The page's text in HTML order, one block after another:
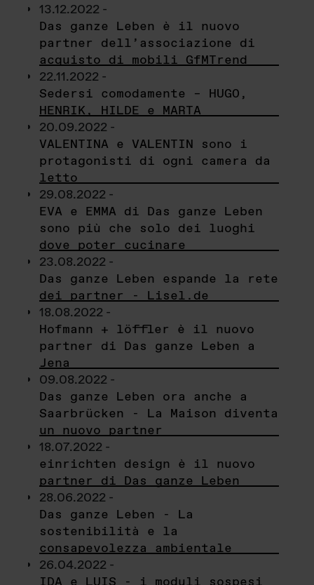
13.12.2022 -
Das ganze Leben è il nuovo
partner dell’associazione di
acquisto di mobili GfMTrend
22.11.2022 -
Sedersi comodamente – HUGO,
HENRIK, HILDE e MARTA
20.09.2022 -
VALENTINA e VALENTIN sono i
protagonisti di ogni camera da
letto
29.08.2022 -
EVA e EMMA di Das ganze Leben
sono più che solo dei luoghi
dove poter cucinare
23.08.2022 -
Das ganze Leben espande la rete
dei partner - Lisel.de
18.08.2022 -
Hofmann + löffler è il nuovo
partner di Das ganze Leben a
Jena
09.08.2022 -
Das ganze Leben ora anche a
Saarbrücken - La Maison diventa
un nuovo partner
18.07.2022 -
einrichten design è il nuovo
partner di Das ganze Leben
28.06.2022 -
Das ganze Leben - La
sostenibilità e la
consapevolezza ambientale
26.04.2022 -
IDA e LUIS - i moduli sospesi